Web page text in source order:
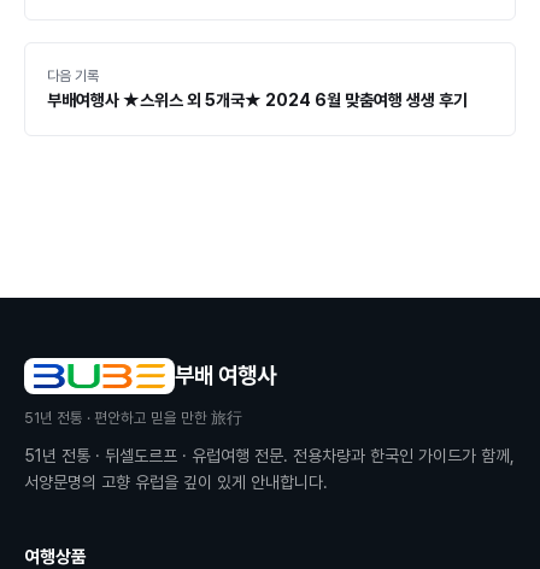
다음 기록
부배여행사 ★스위스 외 5개국★ 2024 6월 맞춤여행 생생 후기
부배 여행사
51년 전통 · 편안하고 믿을 만한 旅行
51 년 전통 · 뒤셀도르프 · 유럽여행 전문. 전용차량과 한국인 가이드가 함께,
서양문명의 고향 유럽을 깊이 있게 안내합니다.
여행상품